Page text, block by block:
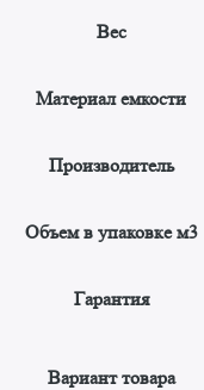
Вес
Материал емкости
Производитель
Объем в упаковке м3
Гарантия
Вариант товара